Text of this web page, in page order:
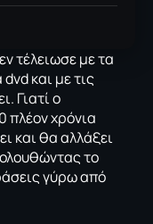
τέλειωσε με τα
και με τις
Γιατί ο
πλέον χρόνια
και θα αλλάξει
το
γύρω από